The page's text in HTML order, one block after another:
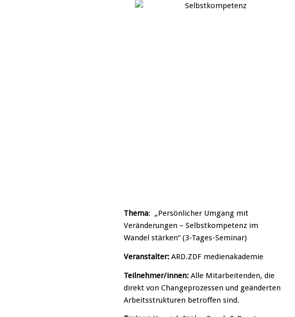
Thema: „Persönlicher Umgang mit
Veränderungen – Selbstkompetenz im
Wandel stärken“ (3-Tages-Seminar)
Veranstalter: ARD.ZDF medienakademie
Teilnehmer/innen: Alle Mitarbeitenden, die
direkt von Changeprozessen und geänderten
Arbeitsstrukturen betroffen sind.